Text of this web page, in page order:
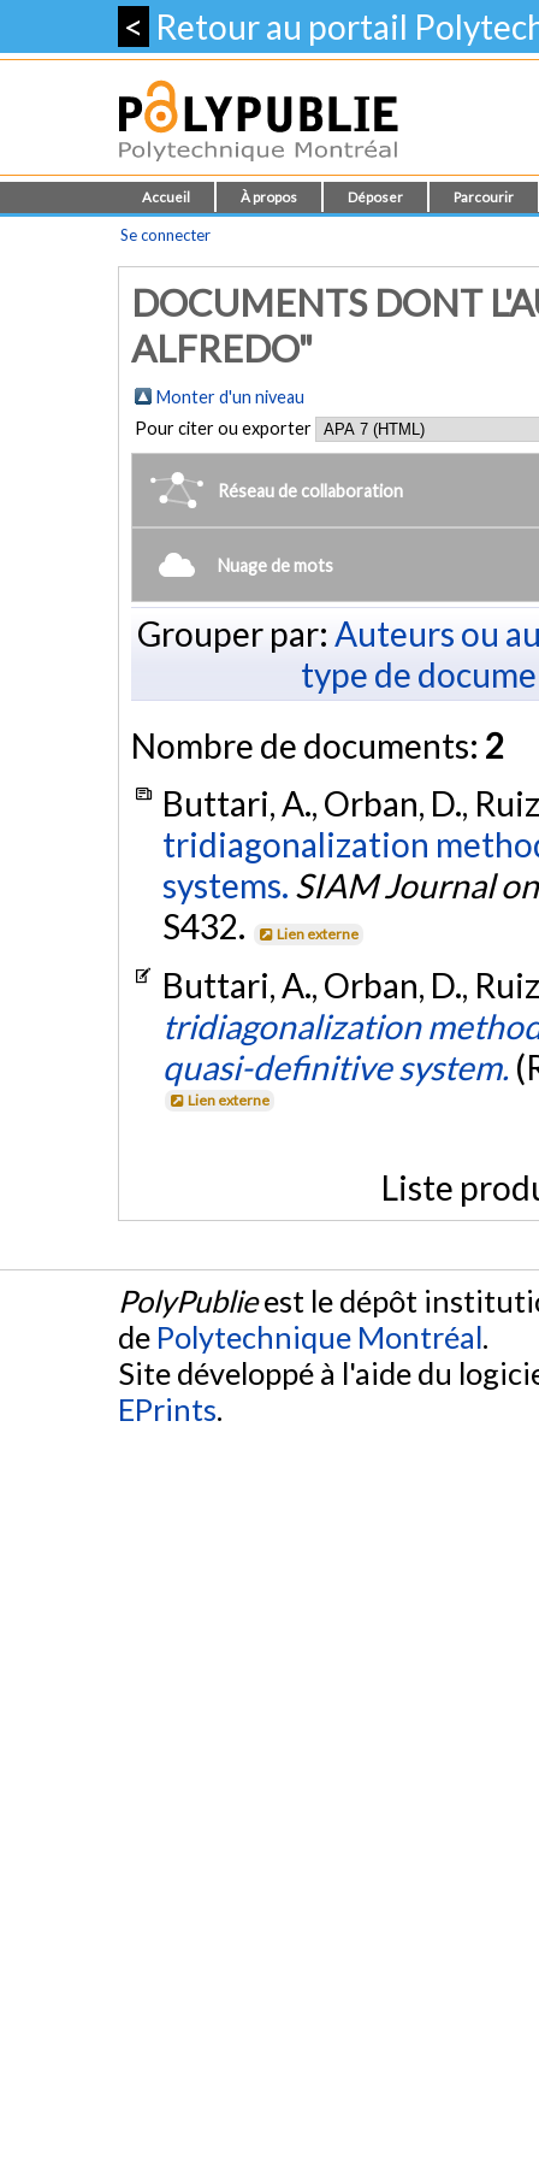
< Retour au portail
Accueil À propos Déposer Parcourir
Se connecter
DOCUMENTS DONT
ALFREDO"
Monter d'un niveau
Pour citer ou exporter
Réseau de collaboration
Nuage de mots
Grouper par: Auteurs ou
type de
Nombre de documents: 2
Buttari, A., Orban, D.,
tridiagonalization
systems. SIAM Journal
S432.
Lien externe
Buttari, A., Orban, D.,
tridiagonalization
quasi-definitive system.
Lien externe
Liste
PolyPublieest le dépôt
de Polytechnique Montréal.
Site développé à l'aide du
EPrints.